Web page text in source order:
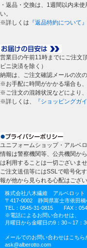
・返品・交換は、1週間以内未
い。
※詳しくは 『返品特約について』
営業日の午前11時までにご注文
ビニ決済を除く）
納期は、ご注文確認メールの次
※お手配に時間がかかる場合も
※ご注文の混雑状況などにより
※詳しくは、
『ショッピングガイ
ユニフォームショップ・アルベ
情報は警察機関等、公共機関か
は利用することは一切ございませ
ご注文送信等にはSSLで暗号化
報が他から見られる心配はござ
株式会社八木繊維 アルベロット
〒417-0002 静岡県富士市依田橋
TEL：0545-31-0815 FAX：
※電話によるお問い合わせは、
月曜日から金曜日の9：30～17：
メールでのお問い合わせはこちら
ask@alberotto.com